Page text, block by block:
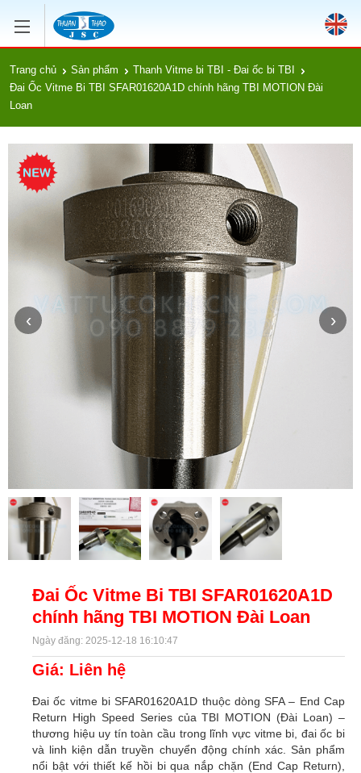
Trang chủ Sản phẩm
Thanh Vitme bi TBI - Đai ốc bi TBI
Đai Ốc Vitme Bi TBI SFAR01620A1D chính hãng TBI MOTION Đài
Loan
‹ ›
Đai Ốc Vitme Bi TBI SFAR01620A1D
chính hãng TBI MOTION Đài Loan
Ngày đăng: 2025-12-18 16:10:47
Giá: Liên hệ
Đai ốc vitme bi SFAR01620A1D thuộc dòng SFA – End Cap
Return High Speed Series của TBI MOTION (Đài Loan) –
thương hiệu uy tín toàn cầu trong lĩnh vực vitme bi, đai ốc bi
và linh kiện dẫn truyền chuyển động chính xác. Sản phẩm
nổi bật với thiết kế hồi bi qua nắp chặn (End Cap Return),